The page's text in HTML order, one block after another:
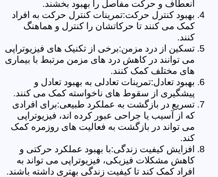
انعطاف و حرکت مفاصل را بهبود بخشند.
بهبود کنترل حرکت:تمرینات کنترل حرکت به افراد
کمک می کنند تا حرکاتشان را کنترل و هماهنگ
کنند.
تسکین از درد مزمن:برخی از تکنیک های فیزیوتراپی
می توانند در کاهش درد های مزمن مرتبط با بیماری
های مختلف کمک کنند.
بهبود تعادل:تمرینات تعادلی به بهبود تعادل و
پیشگیری از سقوط های ناخواسته کمک می کنند.
تسریع در بازگشت به عملکرد طبیعی:برای افرادی
که از آسیب یا جراحی عبور کرده اند، فیزیوتراپی
می تواند در بازگشت به فعالیت های روزمره کمک
کند.
افزایش کیفیت زندگی:با بهبود عملکرد حرکتی و
کاهش مشکلات فیزیکی، فیزیوتراپی می تواند به
افراد کمک کند تا کیفیت زندگی بهتری داشته باشند.